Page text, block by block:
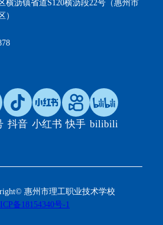
横沥镇省道S120横沥段22号（惠州市
）
抖音 小红书 快手 bilibili
惠州市理工职业技术学校
备18154340号-1